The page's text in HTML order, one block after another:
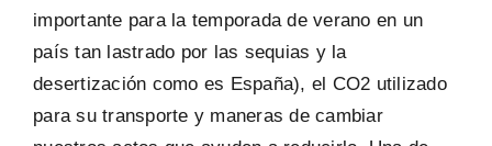
importante para la temporada de verano en un
país tan lastrado por las sequias y la
desertización como es España), el CO2 utilizado
para su transporte y maneras de cambiar